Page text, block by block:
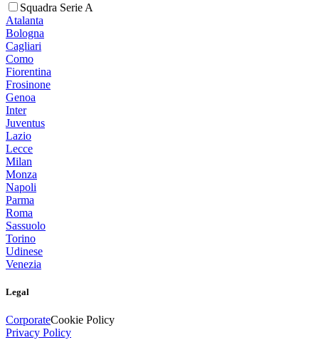
Squadra Serie A
Atalanta
Bologna
Cagliari
Como
Fiorentina
Frosinone
Genoa
Inter
Juventus
Lazio
Lecce
Milan
Monza
Napoli
Parma
Roma
Sassuolo
Torino
Udinese
Venezia
Legal
CorporateCookie Policy
Privacy Policy